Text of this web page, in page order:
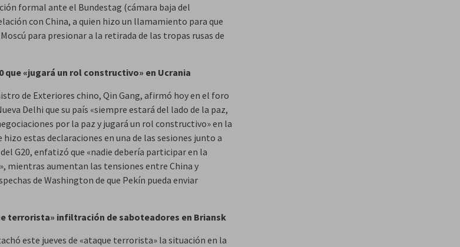
formal ante el Bundestag (cámara baja del
con China, a quien hizo un llamamiento para que
para presionar a la retirada de las tropas rusas de
que «jugará un rol constructivo» en Ucrania
de Exteriores chino, Qin Gang, afirmó hoy en el foro
Delhi que su país «siempre estará del lado de la paz,
por la paz y jugará un rol constructivo» en la
hizo estas declaraciones en una de las sesiones junto a
G20, enfatizó que «nadie debería participar en la
mientras aumentan las tensiones entre China y
de Washington de que Pekín pueda enviar
terrorista» infiltración de saboteadores en Briansk
este jueves de «ataque terrorista» la situación en la